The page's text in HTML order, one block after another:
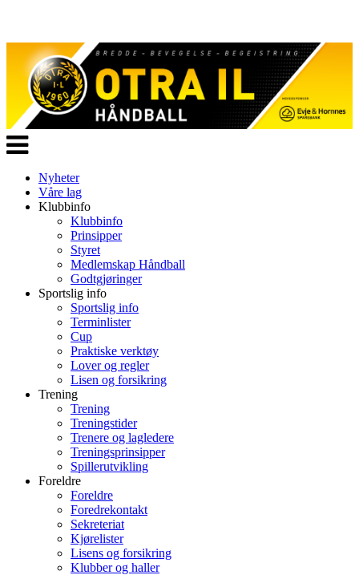
Veksle
navigasjon
Nyheter
Våre lag
Klubbinfo
Klubbinfo
Prinsipper
Styret
Medlemskap Håndball
Godtgjøringer
Sportslig info
Sportslig info
Terminlister
Cup
Praktiske verktøy
Lover og regler
Lisen og forsikring
Trening
Trening
Treningstider
Trenere og lagledere
Treningsprinsipper
Spillerutvikling
Foreldre
Foreldre
Foredrekontakt
Sekreteriat
Kjørelister
Lisens og forsikring
Klubber og haller